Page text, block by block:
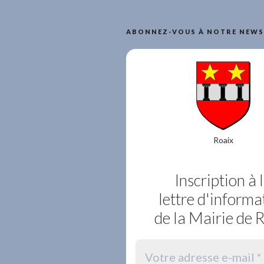
ABONNEZ-VOUS À NOTRE
Roaix
Inscription à
lettre
de la Mairie de